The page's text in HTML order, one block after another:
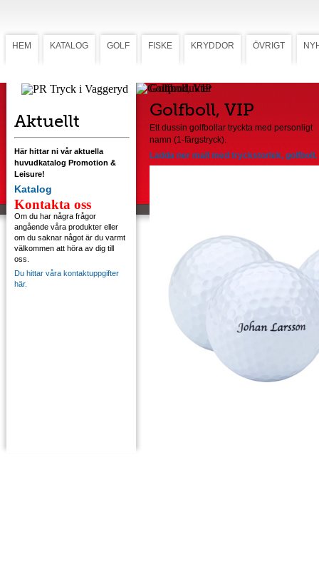
HEM KATALOG GOLF FISKE KRYDDOR ÖVRIGT
Aktuellt
Här hittar ni vår aktuella
huvudkatalog Promotion &
Leisure!
Katalog
Kontakta oss
Om du har några frågor
angående våra produkter eller
om du saknar något är du varmt
välkommen att höra av dig till
oss.
Du hittar våra kontaktuppgifter
här.
Golfboll, VIP
Golfboll, VIP
Ett dussin golfbollar tryckta med personligt
namn (1-färgstryck).
Ladda ner mall med tryckstorlek, golfboll.